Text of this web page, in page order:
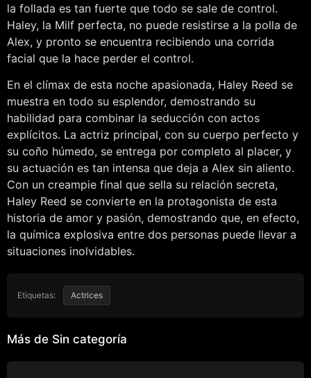
la follada es tan fuerte que todo se sale de control.
Haley, la Milf perfecta, no puede resistirse a la polla de
Alex, y pronto se encuentra recibiendo una corrida
facial que la hace perder el control.
En el clímax de esta noche apasionada, Haley Reed se
muestra en todo su esplendor, demostrando su
habilidad para combinar la seducción con actos
explícitos. La actriz principal, con su cuerpo perfecto y
su coño húmedo, se entrega por completo al placer, y
su actuación es tan intensa que deja a Alex sin aliento.
Con un creampie final que sella su relación secreta,
Haley Reed se convierte en la protagonista de esta
historia de amor y pasión, demostrando que, en efecto,
la química explosiva entre dos personas puede llevar a
situaciones inolvidables.
Etiquetas: Actrices
Más de Sin categoría